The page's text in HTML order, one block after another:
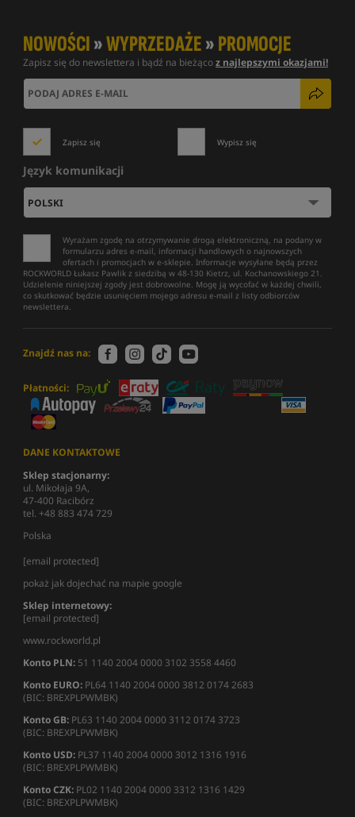
NOWOŚCI»WYPRZEDAŻE»PROMOCJE
Zapisz się do newslettera i bądź na bieżącoz najlepszymi okazjami!
Zapisz się Wypisz się
Język komunikacji
Wyrażam zgodę na otrzymywanie drogą elektroniczną, na podany w
formularzu adres e-mail, informacji handlowych o najnowszych
ofertach i promocjach w e-sklepie. Informacje wysyłane będą przez
ROCKWORLD Łukasz Pawlik z siedzibą w 48-130 Kietrz, ul. Kochanowskiego 21.
Udzielenie niniejszej zgody jest dobrowolne. Mogę ją wycofać w każdej chwili,
co skutkować będzie usunięciem mojego adresu e-mail z listy odbiorców
newslettera.
Znajdź nas na:
Płatności:
DANE KONTAKTOWE
Sklep stacjonarny:
ul. Mikołaja 9A,
47-400 Racibórz
tel. +48 883 474 729
Polska
[email protected]
pokaż jak dojechać na mapie google
Sklep internetowy:
[email protected]
www.rockworld.pl
Konto PLN: 51 1140 2004 0000 3102 3558 4460
Konto EURO: PL64 1140 2004 0000 3812 0174 2683
(BIC: BREXPLPWMBK)
Konto GB: PL63 1140 2004 0000 3112 0174 3723
(BIC: BREXPLPWMBK)
Konto USD: PL37 1140 2004 0000 3012 1316 1916
(BIC: BREXPLPWMBK)
Konto CZK: PL02 1140 2004 0000 3312 1316 1429
(BIC: BREXPLPWMBK)